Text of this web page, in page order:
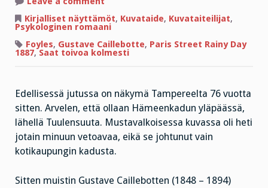
uusi
keksintö,
sateenvarjo
Kirjalliset näyttämöt, Kuvataide, Kuvataiteilijat,
Psykologinen romaani
Foyles, Gustave Caillebotte, Paris Street Rainy Day
1887,Saat toivoa kolmesti
Edellisessä jutussa on näkymä Tampereelta 76 vuotta
sitten. Arvelen, että ollaan Hämeenkadun yläpäässä,
lähellä Tuulensuuta. Mustavalkoisessa kuvassa oli heti
jotain minuun vetoavaa, eikä se johtunut vain
kotikaupungin kadusta.
Sitten muistin Gustave Caillebotten (1848 – 1894)